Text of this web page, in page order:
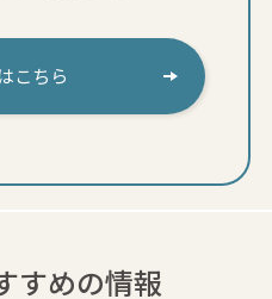
こちら
すめの情報